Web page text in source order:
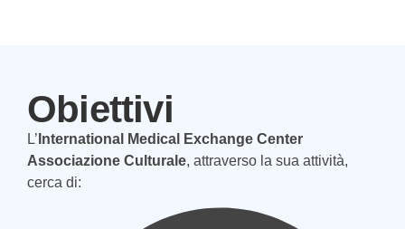
Obiettivi
L’ International Medical Exchange Center
Associazione Culturale, attraverso la sua attività,
cerca di: